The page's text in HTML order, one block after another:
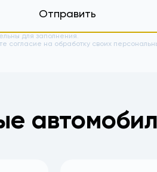
Отправить
для заполнения.
согласие на обработку своих